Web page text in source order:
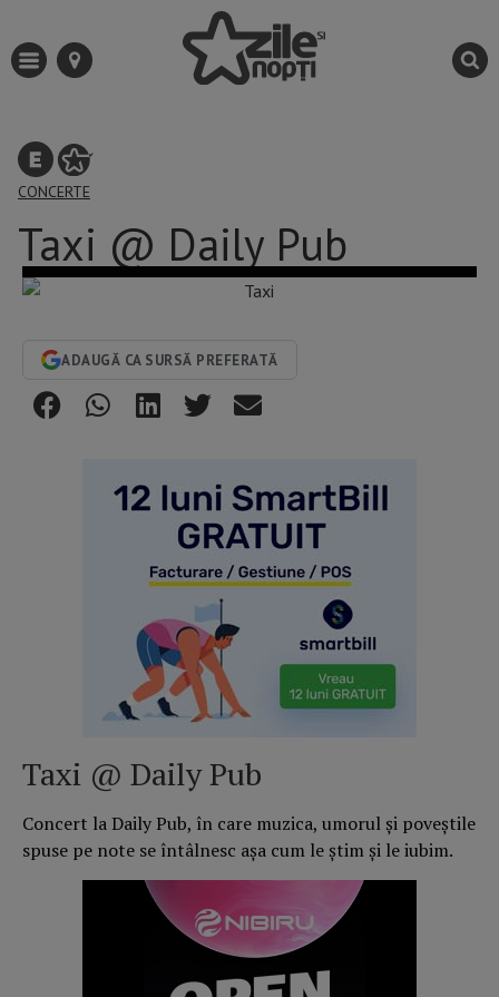
CONCERTE
Taxi @ Daily Pub
ADAUGĂ CA SURSĂ PREFERATĂ
Taxi @ Daily Pub
Concert la Daily Pub, în care muzica, umorul și poveștile
spuse pe note se întâlnesc așa cum le știm și le iubim.